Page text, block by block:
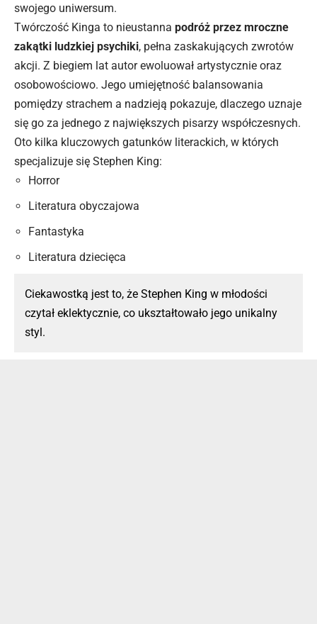
swojego uniwersum.
Twórczość Kinga to nieustanna podróż przez mroczne
zakątki ludzkiej psychiki, pełna zaskakujących zwrotów
akcji. Z biegiem lat autor ewoluował artystycznie oraz
osobowościowo. Jego umiejętność balansowania
pomiędzy strachem a nadzieją pokazuje, dlaczego uznaje
się go za jednego z największych pisarzy współczesnych.
Oto kilka kluczowych gatunków literackich, w których
specjalizuje się Stephen King:
Horror
Literatura obyczajowa
Fantastyka
Literatura dziecięca
Ciekawostką jest to, że Stephen King w młodości
czytał eklektycznie, co ukształtowało jego unikalny
styl.